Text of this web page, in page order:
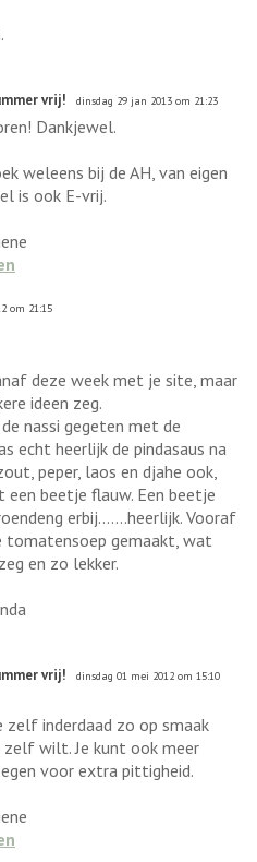
vrij! dinsdag 29 jan 2013 om 21:23
Dankjewel.
weleens bij de AH, van eigen
is ook E-vrij.
om 21:15
deze week met je site, maar
ideen zeg.
nassi gegeten met de
echt heerlijk de pindasaus na
peper, laos en djahe ook,
een beetje flauw. Een beetje
erbij.......heerlijk. Vooraf
tomatensoep gemaakt, wat
en zo lekker.
vrij! dinsdag 01 mei 2012 om 15:10
zelf inderdaad zo op smaak
zelf wilt. Je kunt ook meer
voor extra pittigheid.